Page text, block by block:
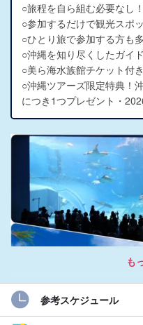
○旅程を自ら組む必要なし！
○参加するだけで観光スポ
○ひとり旅で参加する方も
○沖縄を知り尽くしたガイ
○美ら海水族館チケット付き
○沖縄ツアーズ限定特典！
につき1つプレゼント・
も
参考スケジュール